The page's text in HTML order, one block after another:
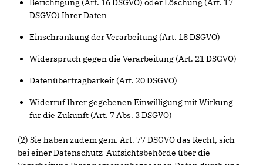
Berichtigung (Art. 16 DSGVO) oder Löschung (Art. 17
DSGVO) Ihrer Daten
Einschränkung der Verarbeitung (Art. 18 DSGVO)
Widerspruch gegen die Verarbeitung (Art. 21 DSGVO)
Datenübertragbarkeit (Art. 20 DSGVO)
Widerruf Ihrer gegebenen Einwilligung mit Wirkung
für die Zukunft (Art. 7 Abs. 3 DSGVO)
(2) Sie haben zudem gem. Art. 77 DSGVO das Recht, sich
bei einer Datenschutz-Aufsichtsbehörde über die